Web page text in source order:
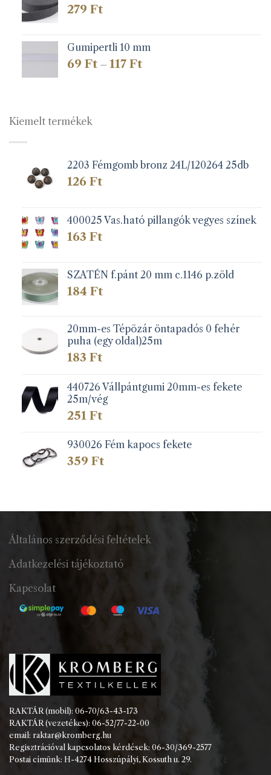
279 Ft
Gumipertli 10 mm
69 Ft – 117 FtÁrtartomány:
Kiemelt termékek
2203 Fémgomb bronz 24L/120264 25db
126 Ft
400025 Vas.ható pillangók vegyes színek
163 Ft
SZATÉN f.pánt 20 mm c.1146 p.zöld
184 Ft
20mm-es Tépözár öntapadós 0 fehér
puha (egy oldal)25m
183 Ft
440726 Vállpántgumi 20mm-es fekete
25m/vég
251 Ft
930026 Fém kapocs fekete
359 Ft
Általános szerződési feltételek
Adatkezelési tájékoztató
Kapcsolat
RAKTÁR (mobil): 06-70/63-43-173
RAKTÁR (vezetékes): 06-52/77-22-00
email: raktar@kromberg.hu
Regisztrációval kapcsolatos kérdések: 06-30/369-2577
Postai címünk: H-4274 Hosszúpályi, Kossuth u. 29.